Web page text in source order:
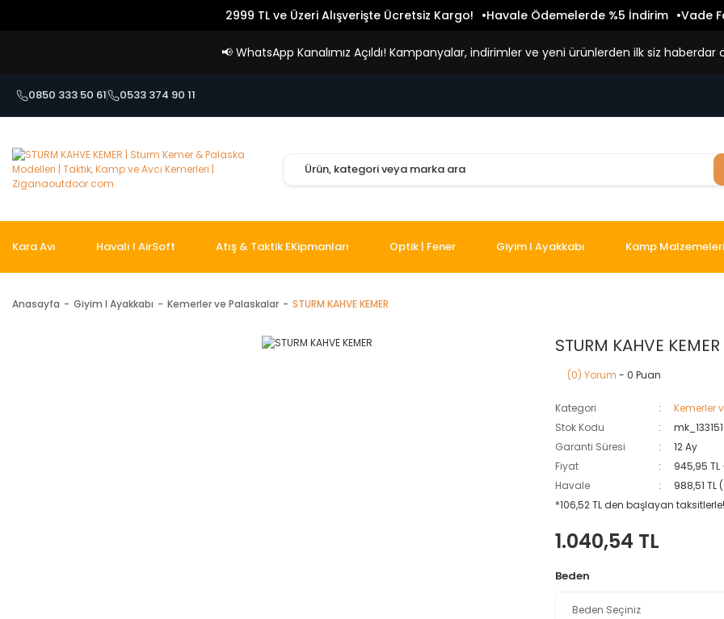
2999 TL ve Üzeri Alışverişte Ücretsiz Kargo! Havale Ödemelerde %5 İndirim Vade
📢 WhatsApp Kanalımız Açıldı! Kampanyalar, indirimler ve yeni ürünlerden ilk siz haberdar
0850 333 50 61 0533 374 90 11
Kara Avı Havalı I AirSoft Atış & Taktik EKipmanları Optik | Fener Giyim I Ayakkabı Kamp Malzemeleri
Anasayfa Giyim I Ayakkabı Kemerler ve Palaskalar STURM KAHVE KEMER
STURM KAHVE KEMER
(0) Yorum - 0 Puan
Kategori
Kemerler
Stok Kodu
Garanti Süresi
12 Ay
Fiyat
945,95 TL
Havale
988,51
*106,52 TL den başlayan taksitlerle!
1.040,54 TL
Beden